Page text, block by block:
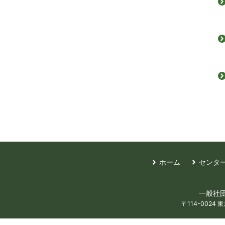
ホーム センタ
一般社
〒114-0024